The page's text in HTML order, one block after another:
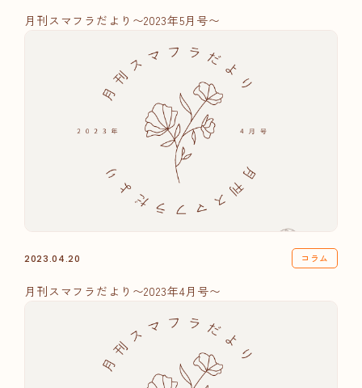
月刊スマフラだより〜2023年5月号〜
2023.04.20 コラム
月刊スマフラだより〜2023年4月号〜